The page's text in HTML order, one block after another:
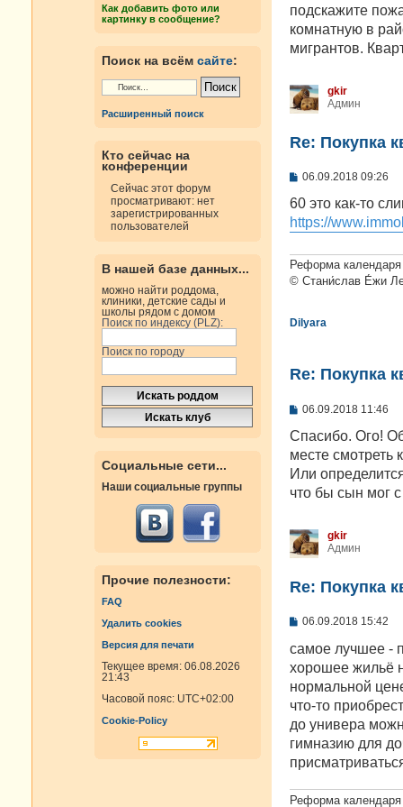
Как добавить фото или
картинку в сообщение?
Поиск на всём сайте:
Расширенный поиск
Кто сейчас на
конференции
Сейчас этот форум
просматривают: нет
зарегистрированных
пользователей
В нашей базе данных...
можно найти роддома,
клиники, детские сады и
школы рядом с домом
Поиск по индексу (PLZ):
Поиск по городу
Социальные сети...
Наши социальные группы
Прочие полезности:
FAQ
Удалить cookies
Версия для печати
Текущее время: 06.08.2026
21:43
Часовой пояс: UTC+02:00
Cookie-Policy
и
е
подскажите
комнатную в
мигрантов.
gkir
Админ
Re: Покупка
С
о
щ
н
и
е
06.09.2018 09:26
60 это как-то
https://
Реформа
© Стани́слав Е́жи
Dilyara
Re: Покупка
С
о
щ
е
и
06.09.2018 11:46
Спасибо. Ого!
месте смотреть
Или
что бы сын мог
gkir
Админ
Re: Покупка
С
о
щ
е
и
е
06.09.2018 15:42
самое лучшее -
хорошее жильё
нормальной
что-то
до универа
гимназию для
Реформа